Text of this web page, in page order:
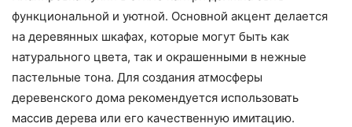
функциональной и уютной. Основной акцент делается
на деревянных шкафах, которые могут быть как
натурального цвета, так и окрашенными в нежные
пастельные тона. Для создания атмосферы
деревенского дома рекомендуется использовать
массив дерева или его качественную имитацию.